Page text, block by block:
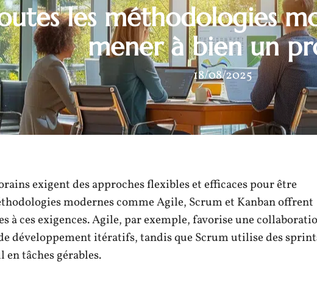
les méthodologies
mener à bien un
18/08/2025
exigent des approches flexibles et efficaces pour être
modernes comme Agile, Scrum et Kanban offrent
à ces exigences. Agile, par exemple, favorise une
développement itératifs, tandis que Scrum utilise des
tâches gérables.